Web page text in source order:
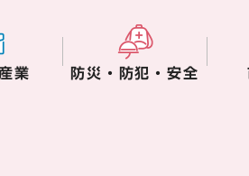
業 防災・防犯・安全